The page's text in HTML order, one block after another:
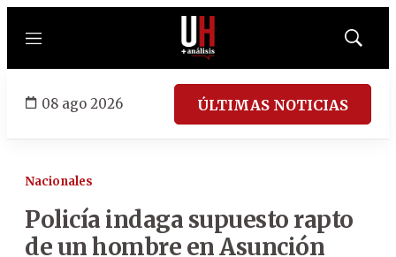
Menú
Mostrar
08 ago 2026 ÚLTIMAS NOTICIAS
Nacionales
Policía indaga supuesto rapto
de un hombre en Asunción